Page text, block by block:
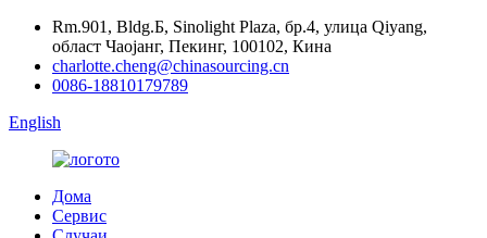
Rm.901, Bldg.Б, Sinolight Plaza, бр.4, улица Qiyang,
област Чаојанг, Пекинг, 100102, Кина
charlotte.cheng@chinasourcing.cn
0086-18810179789
English
Дома
Сервис